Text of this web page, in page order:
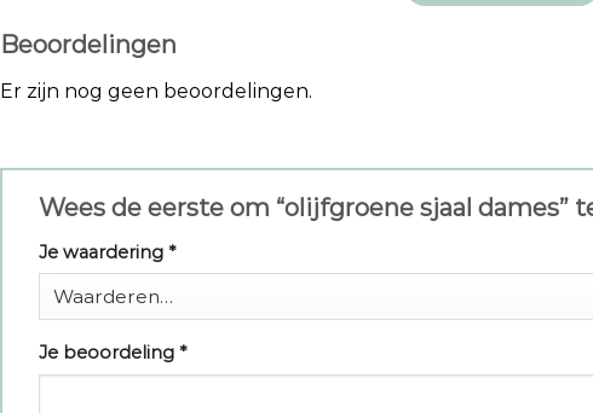
Beoordelingen
Er zijn nog geen beoordelingen.
Wees de eerste om “olijfgroene sjaal dames”
Je waardering *
Je beoordeling *